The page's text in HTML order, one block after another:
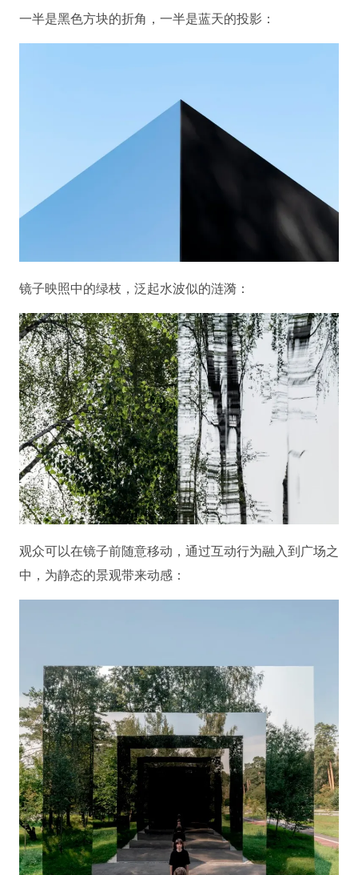
一半是黑色方块的折角，一半是蓝天的投影：
镜子映照中的绿枝，泛起水波似的涟漪：
观众可以在镜子前随意移动，通过互动行为融入到广场之
中，为静态的景观带来动感：